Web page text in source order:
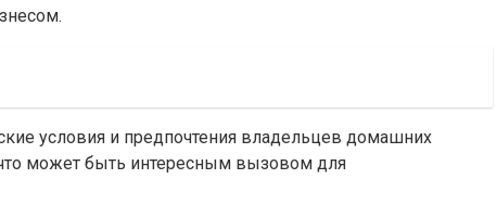
условия и предпочтения владельцев домашних
что может быть интересным вызовом для